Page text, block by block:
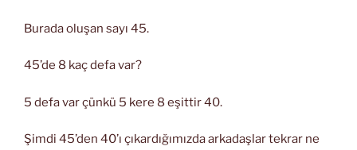
Burada oluşan sayı 45.
45’de 8 kaç defa var?
5 defa var çünkü 5 kere 8 eşittir 40.
Şimdi 45’den 40’ı çıkardığımızda arkadaşlar tekrar ne